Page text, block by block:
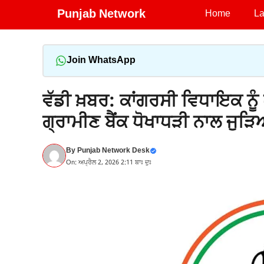
Punjab Network Home
Join WhatsApp
ਵੱਡੀ ਖ਼ਬਰ: ਕਾਂਗਰਸੀ ਵਿਧਾਇਕ
ਗ੍ਰਾਮੀਣ ਬੈਂਕ ਧੋਖਾਧੜੀ ਨਾਲ
ByPunjab Network Desk
On: ਅਪ੍ਰੈਲ 2, 2026 2:11 ਬਾਃ ਦੁਃ